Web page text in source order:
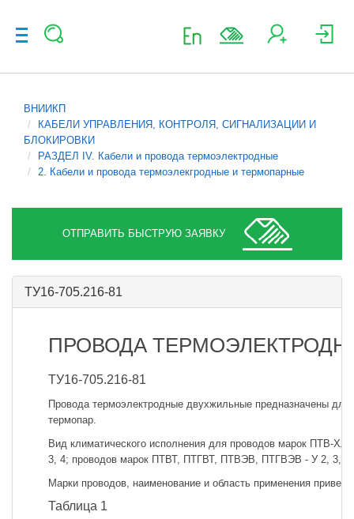
ВНИИКП
КАБЕЛИ УПРАВЛЕНИЯ, КОНТРОЛЯ, СИГНАЛИЗАЦИИ И
БЛОКИРОВКИ
РАЗДЕЛ IV. Кабели и провода термоэлектродные
2. Кабели и провода термоэлекгродные и термопарные
ОТПРАВИТЬ БЫСТРУЮ ЗАЯВКУ
ТУ16-705.216-81
ПРОВОДА
ТУ16-705.216-81
Провода термоэлектродные двухжильные предназначены для
термопар.
Вид климатического исполнения для проводов марок ПТВ-
3, 4; проводов марок ПТВТ, ПТГВТ, ПТВЭВ, ПТГВЭВ - У 2, 3, 4.
Марки проводов, наименование и область применения
Таблица 1